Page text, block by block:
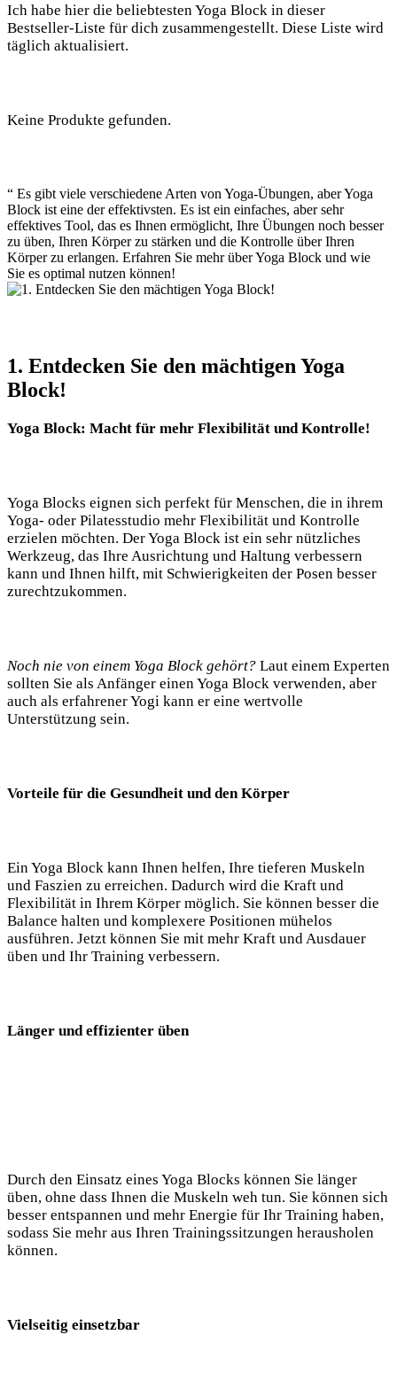
Ich habe hier die beliebtesten⁣ Yoga Block in dieser
Bestseller-Liste für dich zusammengestellt. Diese ⁢Liste wird⁤
täglich aktualisiert.
Keine Produkte gefunden.
“ ⁢Es gibt viele verschiedene Arten von Yoga-Übungen,​ aber Yoga​
Block ist eine ‌der effektivsten.​ Es ist ein ‌einfaches,‌ aber sehr
effektives ⁤Tool, das es Ihnen ermöglicht, ⁣Ihre Übungen noch ​besser
zu üben, Ihren⁤ Körper zu stärken und die Kontrolle über ⁤Ihren
Körper zu ‍erlangen. Erfahren Sie mehr über Yoga Block und ​wie
Sie es optimal ​nutzen können!
1. Entdecken Sie den mächtigen​ Yoga
Block!
Yoga ​Block: Macht für mehr Flexibilität und Kontrolle!
Yoga Blocks eignen sich perfekt ‍für Menschen, die in ihrem
Yoga- oder Pilatesstudio mehr Flexibilität⁤ und Kontrolle
⁤erzielen möchten. Der Yoga Block ist ein sehr nützliches
Werkzeug, das Ihre Ausrichtung und Haltung verbessern
kann und Ihnen⁢ hilft, mit ⁣Schwierigkeiten⁢ der ⁣Posen besser
zurechtzukommen.
Noch nie von einem Yoga Block gehört? Laut‍ einem Experten
⁢sollten Sie als Anfänger einen Yoga ‌Block verwenden, aber
auch ⁣als erfahrener Yogi kann er eine wertvolle
Unterstützung ‍sein.
Vorteile für die Gesundheit und den Körper
Ein Yoga Block kann‍ Ihnen helfen, ⁤Ihre tieferen⁣ Muskeln
und Faszien zu erreichen. Dadurch wird die⁤ Kraft und
Flexibilität ‌in Ihrem Körper möglich. Sie können besser die
Balance halten und komplexere Positionen⁣ mühelos
ausführen. Jetzt können ⁣Sie mit ⁢mehr Kraft und Ausdauer
üben und Ihr Training verbessern.
Länger und effizienter üben
Durch den ⁤Einsatz ⁣eines Yoga Blocks können Sie länger
üben,‍ ohne ​dass Ihnen die Muskeln​ weh⁤ tun. Sie⁤ können sich
besser entspannen und mehr Energie für Ihr Training haben,
sodass⁤ Sie mehr aus Ihren Trainingssitzungen herausholen
können.
Vielseitig einsetzbar